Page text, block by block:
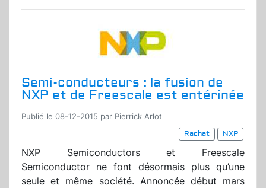
Semi-conducteurs : la fusion de
NXP et de Freescale est entérinée
Publié le 08-12-2015 par Pierrick Arlot
Rachat
NXP
NXP Semiconductorset Freescale
Semiconductor ne font désormais plus qu’une
seule et même société. Annoncée début mars